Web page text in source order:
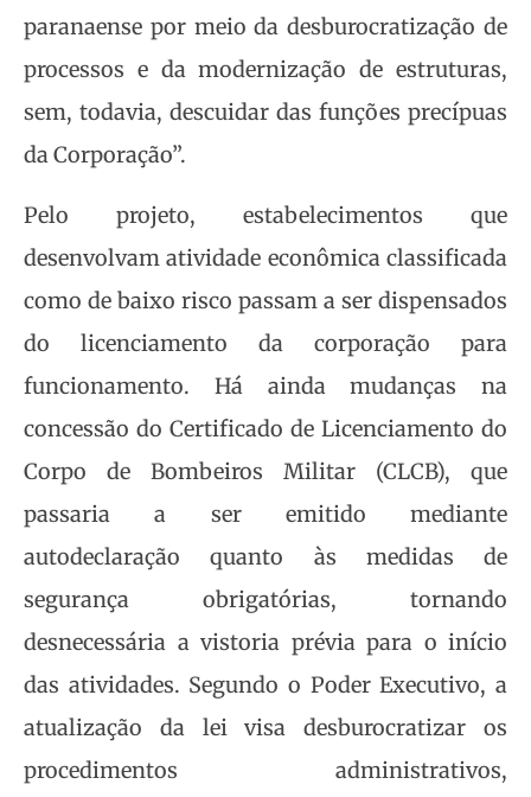
paranaense por meio da desburocratização de
processos e da modernização de estruturas,
sem, todavia, descuidar das funções precípuas
da Corporação”.
Pelo projeto, estabelecimentos que
desenvolvam atividade econômica classificada
como de baixo risco passam a ser dispensados
do licenciamento da corporação para
funcionamento. Há ainda mudanças na
concessão do Certificado de Licenciamento do
Corpo de Bombeiros Militar (CLCB), que
passaria a ser emitido mediante
autodeclaração quanto às medidas de
segurança obrigatórias, tornando
desnecessária a vistoria prévia para o início
das atividades. Segundo o Poder Executivo, a
atualização da lei visa desburocratizar os
procedimentos administrativos,